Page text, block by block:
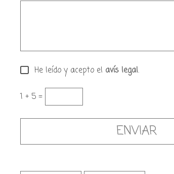
He leído y acepto el avís legal.
1 + 5 =